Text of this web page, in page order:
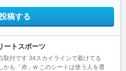
稿する
ートスポーツ
取付です 34スカイラインで着けてる
かも「赤」w このシートは使う人を選